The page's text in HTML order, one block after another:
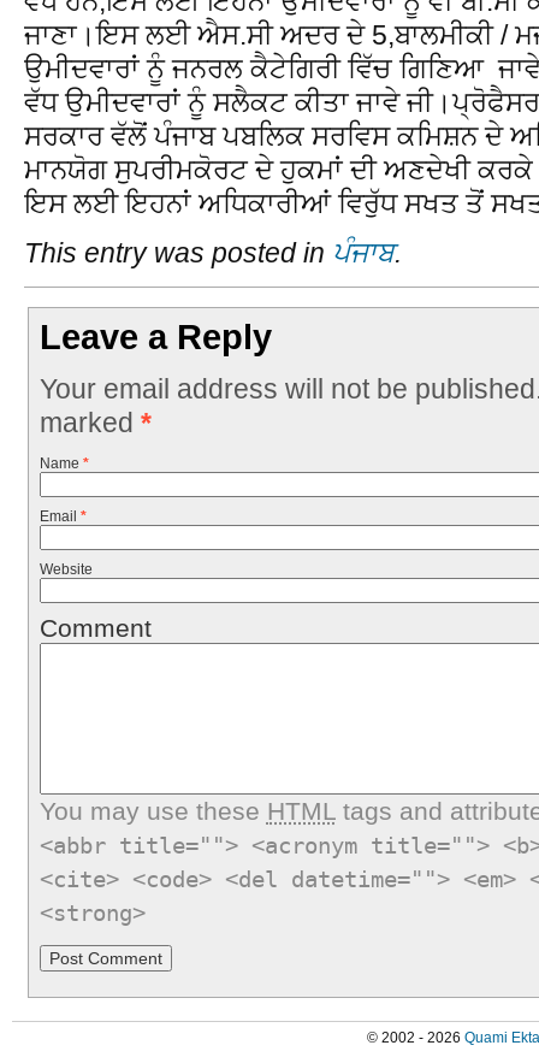
ਜਾਣਾ।ਇਸ ਲਈ ਐਸ.ਸੀ ਅਦਰ ਦੇ 5,ਬਾਲਮੀਕੀ /
ਉਮੀਦਵਾਰਾਂ ਨੂੰ ਜਨਰਲ ਕੈਟੇਗਿਰੀ ਵਿੱਚ ਗਿਣਿਆ
ਵੱਧ ਉਮੀਦਵਾਰਾਂ ਨੂੰ ਸਲੈਕਟ ਕੀਤਾ ਜਾਵੇ
ਸਰਕਾਰ ਵੱਲੋਂ ਪੰਜਾਬ ਪਬਲਿਕ ਸਰਵਿਸ ਕਮਿਸ਼ਨ ਦੇ
ਮਾਨਯੋਗ ਸੁਪਰੀਮਕੋਰਟ ਦੇ ਹੁਕਮਾਂ ਦੀ ਅਣਦੇਖੀ ਕਰਕੇ
ਇਸ ਲਈ ਇਹਨਾਂ ਅਧਿਕਾਰੀਆਂ ਵਿਰੁੱਧ ਸਖਤ ਤੋਂ ਸਖਤ
This entry was posted in ਪੰਜਾਬ.
Leave a Reply
Your email address will not be
marked *
Name *
Email *
Website
Comment
You may use these HTMLtags and
<abbr title=""> <acronym title="">
<cite> <code> <del datetime="">
<strong>
© 2002 - 2026 Quami